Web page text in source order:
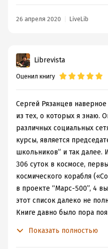
книге много
радовать, но каких-то
ней всё-таки нет.
Мне больше всего
космонавтом. В каком-то
невозможное, потому что
складывались не в его
полётов шаттлов, все
исследователей, были
годы вперёд. Вот это на
этого рассказа книга
В список любимых эта
она короткая. Однако, на
что книги такого вот
целом, Сергей Рязнаский
26 апреля 2020 LiveLib
Librevista
Оценил книгу
Сергей Рязанцев
из тех, о которых я знаю.
различных социальных
курсы, является
школьников” и так далее.
306 суток в космосе,
космического корабля
в проекте “Марс-500”, 4
этот список далеко не
Книге давно было пора
Показать полностью